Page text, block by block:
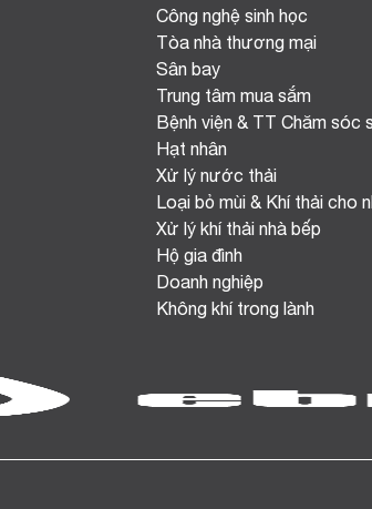
Công nghệ sinh học
Tòa nhà thương mại
Sân bay
Trung tâm mua sắm
Bệnh viện & TT Chăm sóc
Hạt nhân
Xử lý nước thải
Loại bỏ mùi & Khí thải cho
Xử lý khí thải nhà bếp
Hộ gia đình
Doanh nghiệp
Không khí trong lành